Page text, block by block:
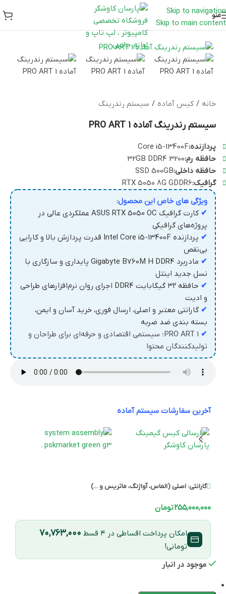
Skip to navigation
Skip to main content
منو
خانه / کیس آماده / سیستم رندرینگ
سیستم رندرینگ آماده PRO ART 1
پردازنده:Core i5-13400F
حافظه رم:32GB DDR4 3200
حافظه داخلی:SSD 500GB
گرافیک:RTX 5050 8G GDDR6
ویژگی های خاص این محصول:
✔
کارت گرافیک ASUS RTX 5050 OC عملکردی عالی در
پروژه‌های گرافیکی
✔
پردازنده Intel Core i5-13400F قدرت پردازش بالا و کارایی
بی‌نقص
✔
مادربرد Gigabyte B760M H DDR4 پایداری و سازگاری با
نسل جدید اینتل
✔
حافظه ۳۲ گیگابایت DDR4 اجرای روان نرم‌افزارهای طراحی
و ادیت
✔ گارانتی معتبر و اصلی، ارسال فوری، خرید آسان و ایمن،
بسته بندی ضد ضربه
✔
PRO ART 1؛ سیستمی اقتصادی و حرفه‌ای برای طراحان و
تولیدکنندگان محتوا
آخرین سفارشات سیستم آماده
گارانتی: اصلی (الماس، آواژنگ، ماتریس و ...)
۲۵۵,۰۰۰,۰۰۰تومان
امکان پرداخت اقساطی در ۴ قسط ۷۰,۷۶۳,۰۰۰
تومانی!
موجود در انبار